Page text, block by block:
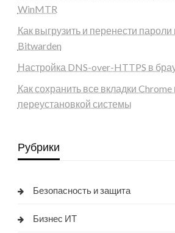
WinMTR
Как выгрузить и перенести пароли
Bitwarden
Настройка DNS-over-HTTPS в
Как сохранить все вкладки
переустановкой системы
Рубрики
Безопасность и защита
Бизнес ИТ